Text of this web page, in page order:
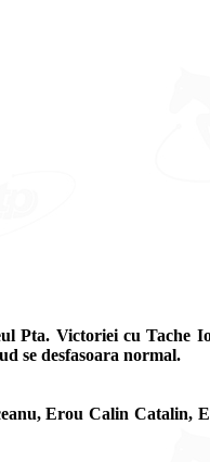
Pta. Victoriei cu Tache
se desfasoara normal.
Erou Calin Catalin,